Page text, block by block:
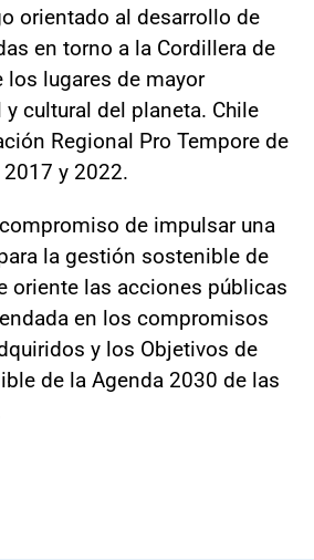
orientado al desarrollo de
en torno a la Cordillera de
los lugares de mayor
cultural del planeta. Chile
Regional Pro Tempore de
y 2022.
de impulsar una
la gestión sostenible de
oriente las acciones públicas
en los compromisos
y los Objetivos de
de la Agenda 2030 de las